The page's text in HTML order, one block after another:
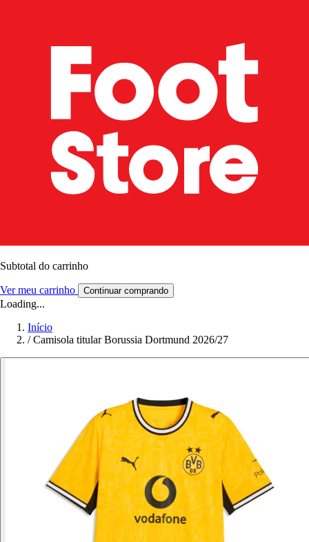
Subtotal do carrinho
Ver meu carrinho Continuar comprando
Loading...
Início
/ Camisola titular Borussia Dortmund 2026/27